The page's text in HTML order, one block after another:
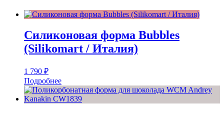
Силиконовая форма Bubbles
(Silikomart / Италия)
1 790 ₽
Подробнее